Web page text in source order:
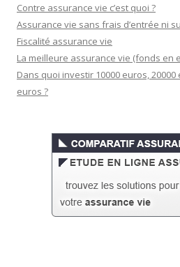
Contre assurance vie c’est quoi ?
Assurance vie sans frais d’entrée ni
Fiscalité assurance vie
La meilleure assurance vie (fonds en
Dans quoi investir 10000 euros, 20000
euros ?